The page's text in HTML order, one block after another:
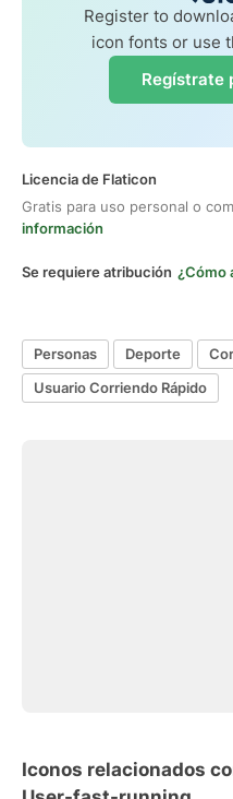
Register to
icon fonts or use
Regístrate
Licencia de Flaticon
Gratis para uso personal o
información
Se requiere atribución ¿Cómo
Personas Deporte
Usuario Corriendo Rápido
Iconos relacionados